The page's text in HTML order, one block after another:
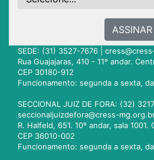
ASSINAR
SEDE: (31) 3527-7676 |
Rua Guajajaras, 410 - 11º andar.
CEP 30180-912
Funcionamento: segunda a sexta,
SECCIONAL JUIZ DE FORA: (32)
seccionaljuizdefora@cress-
R. Halfeld, 651. 10º andar, sala
CEP 36010-002
Funcionamento: segunda a sexta,